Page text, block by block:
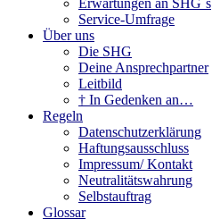
Service-Umfrage
Über uns
Die SHG
Deine Ansprechpartner
Leitbild
† In Gedenken an…
Regeln
Datenschutzerklärung
Haftungsausschluss
Impressum/ Kontakt
Neutralitätswahrung
Selbstauftrag
Glossar